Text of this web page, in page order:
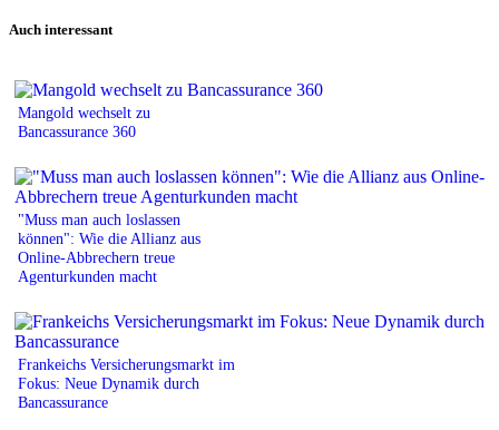
Auch interessant
Mangold wechselt zu
Bancassurance 360
"Muss man auch loslassen
können": Wie die Allianz aus
Online-Abbrechern treue
Agenturkunden macht
Frankeichs Versicherungsmarkt im
Fokus: Neue Dynamik durch
Bancassurance